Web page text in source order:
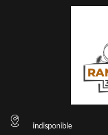
indisponible